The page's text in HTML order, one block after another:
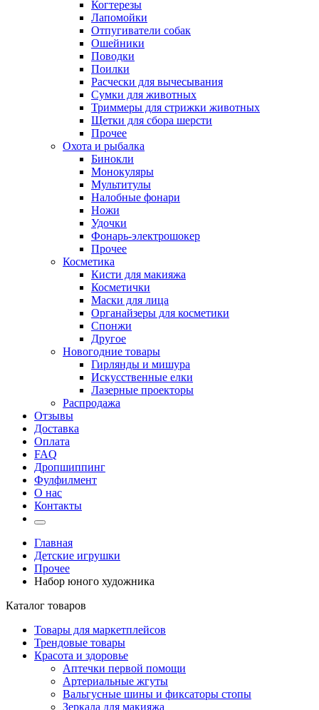
Когтерезы
Лапомойки
Отпугиватели собак
Ошейники
Поводки
Поилки
Расчески для вычесывания
Сумки для животных
Триммеры для стрижки животных
Щетки для сбора шерсти
Прочее
Охота и рыбалка
Бинокли
Монокуляры
Мультитулы
Налобные фонари
Ножи
Удочки
Фонарь-электрошокер
Прочее
Косметика
Кисти для макияжа
Косметички
Маски для лица
Органайзеры для косметики
Спонжи
Другое
Новогодние товары
Гирлянды и мишура
Искусственные елки
Лазерные проекторы
Распродажа
Отзывы
Доставка
Оплата
FAQ
Дропшиппинг
Фулфилмент
О нас
Контакты
Главная
Детские игрушки
Прочее
Набор юного художника
Каталог товаров
Товары для маркетплейсов
Трендовые товары
Красота и здоровье
Аптечки первой помощи
Артериальные жгуты
Вальгусные шины и фиксаторы стопы
Зеркала для макияжа